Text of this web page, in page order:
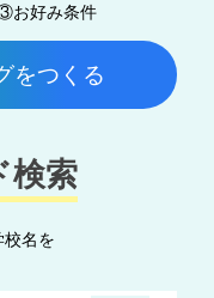
好み条件
をつくる
検索
校名を